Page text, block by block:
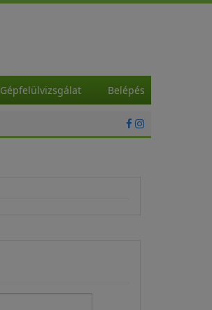
Gépfelülvizsgálat Belépés